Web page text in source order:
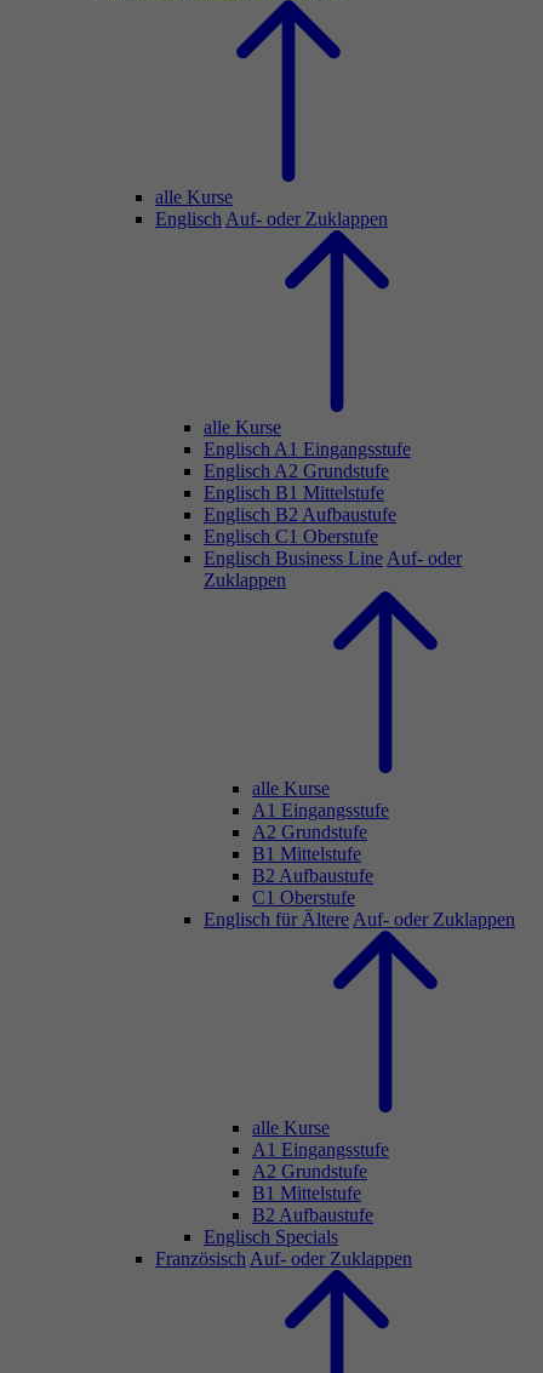
alle Kurse
Englisch Auf- oder Zuklappen
alle Kurse
Englisch A1 Eingangsstufe
Englisch A2 Grundstufe
Englisch B1 Mittelstufe
Englisch B2 Aufbaustufe
Englisch C1 Oberstufe
Englisch Business Line Auf- oder
Zuklappen
alle Kurse
A1 Eingangsstufe
A2 Grundstufe
B1 Mittelstufe
B2 Aufbaustufe
C1 Oberstufe
Englisch für Ältere Auf- oder Zuklappen
alle Kurse
A1 Eingangsstufe
A2 Grundstufe
B1 Mittelstufe
B2 Aufbaustufe
Englisch Specials
Französisch Auf- oder Zuklappen